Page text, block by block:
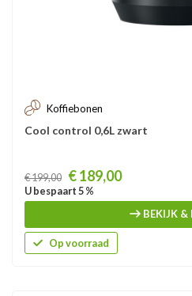
Koffiebonen
Cool control 0,6L zwart
Prijs
€ 199,00 € 189,00
U bespaart 5 %
BEKIJK &
Op voorraad